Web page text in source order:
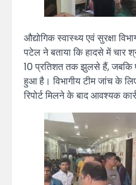
औद्योगिक स्वास्थ्य एवं सुरक्षा
पटेल ने बताया कि हादसे में चार
10 प्रतिशत तक झुलसे हैं, जबकि
हुआ है। विभागीय टीम जांच के
रिपोर्ट मिलने के बाद आवश्यक